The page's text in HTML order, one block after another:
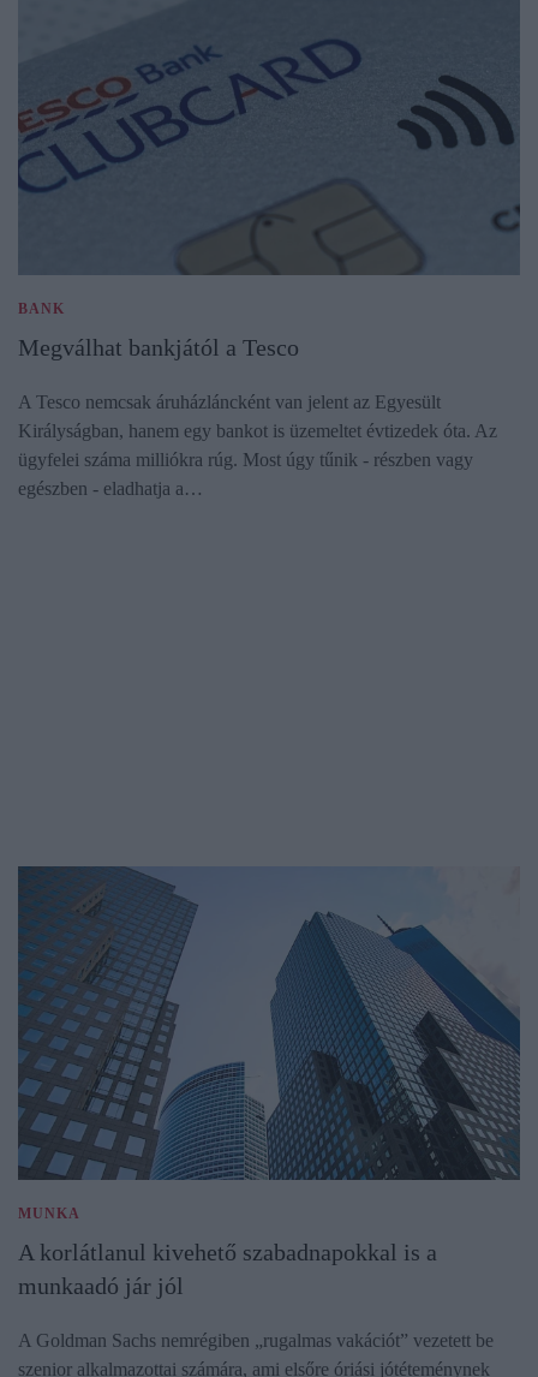
BANK
Megválhat bankjától a Tesco
A Tesco nemcsak áruházláncként van jelent az Egyesült
Királyságban, hanem egy bankot is üzemeltet évtizedek óta. Az
ügyfelei száma milliókra rúg. Most úgy tűnik - részben vagy
egészben - eladhatja a…
MUNKA
A korlátlanul kivehető szabadnapokkal is a
munkaadó jár jól
A Goldman Sachs nemrégiben „rugalmas vakációt” vezetett be
szenior alkalmazottai számára, ami elsőre óriási jótéteménynek